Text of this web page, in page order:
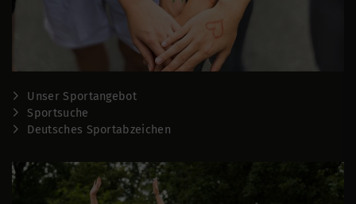
Unser Sportangebot
Sportsuche
Deutsches Sportabzeichen